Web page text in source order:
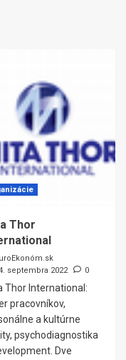
Thor
septembra 2022
0
Thor International:
pracovníkov,
a kultúrne
psychodiagnostika
Dve